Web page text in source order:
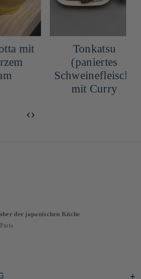
mit
Tonkatsu
(paniertes
Schweinefleisch)
mit Curry
‹›
der japanischen Küche